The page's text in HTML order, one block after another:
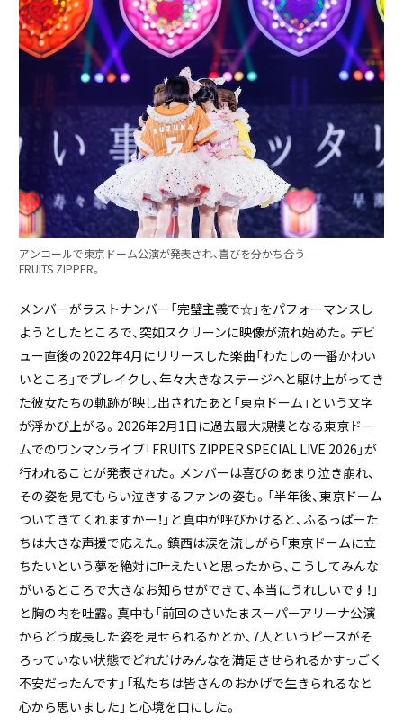
アンコールで東京ドーム公演が発表され、喜びを分かち合う
FRUITS ZIPPER。
メンバーがラストナンバー「完璧主義で☆」をパフォーマンスし
ようとしたところで、突如スクリーンに映像が流れ始めた。デビ
ュー直後の2022年4月にリリースした楽曲「わたしの一番かわい
いところ」でブレイクし、年々大きなステージへと駆け上がってき
た彼女たちの軌跡が映し出されたあと「東京ドーム」という文字
が浮かび上がる。2026年2月1日に過去最大規模となる東京ドー
ムでのワンマンライブ「FRUITS ZIPPER SPECIAL LIVE 2026」が
行われることが発表された。メンバーは喜びのあまり泣き崩れ、
その姿を見てもらい泣きするファンの姿も。「半年後、東京ドーム
ついてきてくれますかー！」と真中が呼びかけると、ふるっぱーた
ちは大きな声援で応えた。鎮西は涙を流しがら「東京ドームに立
ちたいという夢を絶対に叶えたいと思ったから、こうしてみんな
がいるところで大きなお知らせができて、本当にうれしいです！」
と胸の内を吐露。真中も「前回のさいたまスーパーアリーナ公演
からどう成長した姿を見せられるかとか、7人というピースがそ
ろっていない状態でどれだけみんなを満足させられるかすっごく
不安だったんです」「私たちは皆さんのおかげで生きられるなと
心から思いました」と心境を口にした。